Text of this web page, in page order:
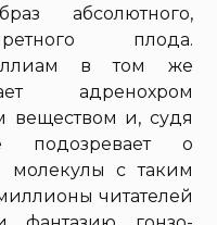
абсолютного,
плода.
в том же
адренохром
и, судя
о
молекулы с таким
читателей